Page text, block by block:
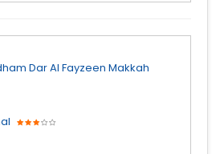
Dar Al Fayzeen Makkah